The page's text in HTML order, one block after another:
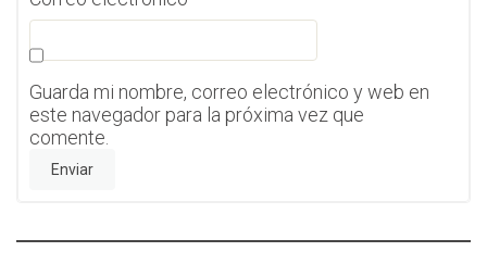
Guarda mi nombre, correo electrónico y web en
este navegador para la próxima vez que
comente.